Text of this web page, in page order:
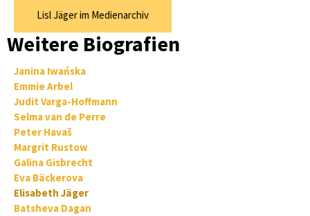
Lisl Jäger im Medienarchiv
Weitere Biografien
Janina Iwańska
Emmie Arbel
Judit Varga-Hoffmann
Selma van de Perre
Peter Havaš
Margrit Rustow
Galina Gisbrecht
Eva Bäckerova
Elisabeth Jäger
Batsheva Dagan